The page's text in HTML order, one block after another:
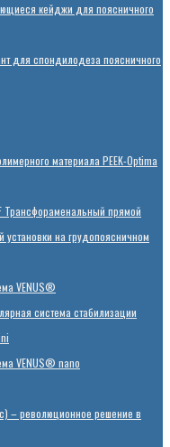
кейджи для поясничного
для спондилодеза поясничного
материала PEEK-Optima
Трансфораменальный прямой
на грудопоясничном
VENUS®
система стабилизации
VENUS® nano
– революционное решение в